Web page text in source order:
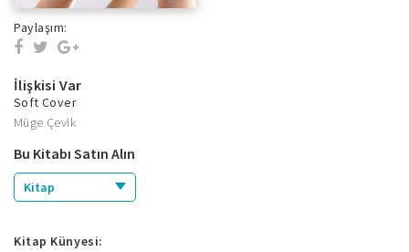
Paylaşım:
İlişkisi Var
Soft Cover
Müge Çevik
Bu Kitabı Satın Alın
Kitap
Kitap Künyesi: